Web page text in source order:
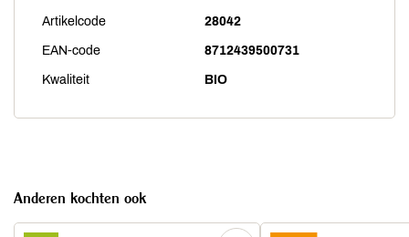
Artikelcode 28042
EAN-code 8712439500731
Kwaliteit BIO
Anderen kochten ook